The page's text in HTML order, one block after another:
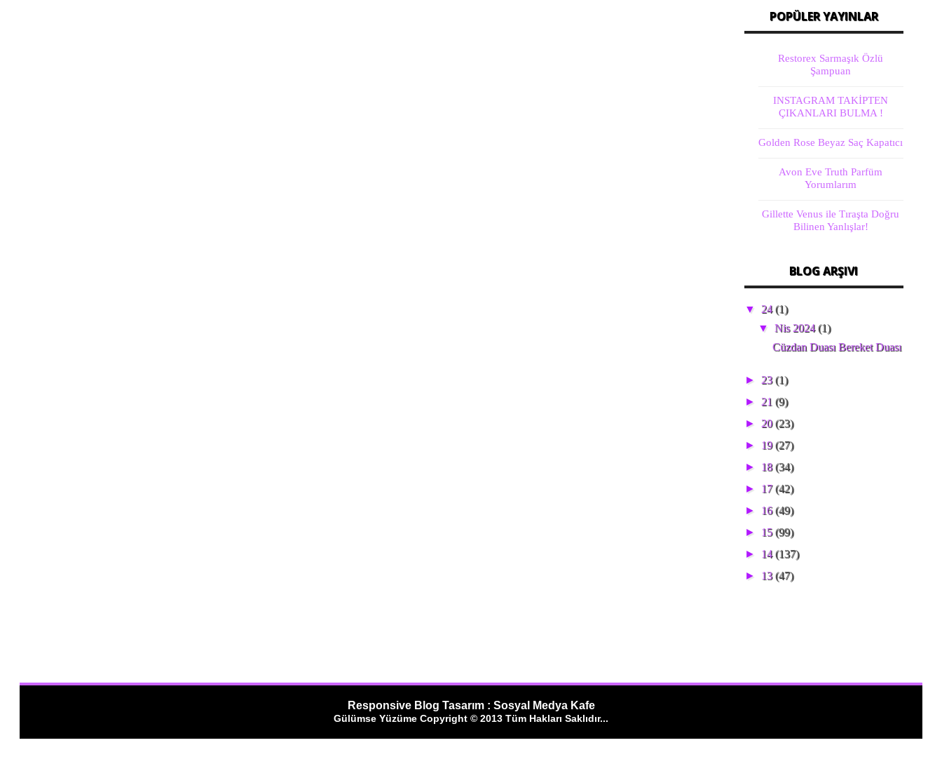
POPÜLER YAYINLAR
Restorex Sarmaşık Özlü
Şampuan
INSTAGRAM TAKİPTEN
ÇIKANLARI BULMA !
Golden Rose Beyaz Saç Kapatıcı
Avon Eve Truth Parfüm
Yorumlarım
Gillette Venus ile Tıraşta Doğru
Bilinen Yanlışlar!
BLOG ARŞIVI
▼ 24(1)
▼ Nis 2024(1)
Cüzdan Duası Bereket Duası
► 23(1)
► 21 (9)
► 20(23)
► 19(27)
► 18(34)
► 17(42)
► 16(49)
► 15(99)
► 14(137)
► 13(47)
Responsive Blog Tasarım : Sosyal Medya Kafe
Gülümse Yüzüme Copyright © 2013 Tüm Hakları Saklıdır...